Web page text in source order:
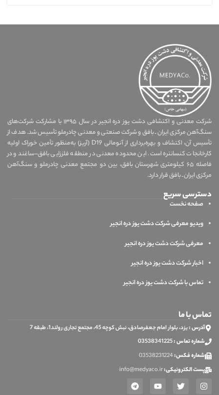
شرکت معدنی و اکتشافی دشت یوز دره انجیر در سال ۱۳۹۵ با مشارکت شرکت‌های
سنگ‌آهن مرکزی ایران ـ بافق و شرکت صنعتی و معدنی چادرملو تأسیس شد. هدف از
تأسیس آن، اکتشاف و بهره‌برداری از آنومالی D19 (آریز) به‌منظور تأمین خوراک اولیه
کارخانجات کنسانتره است. این محدوده معدنی در منطقه فلززایی بافق–ساغند و در
فاصله ۶۵ کیلومتری شهرستان بافق، بین دو مجتمع معدنی چادرملو و سنگ‌آهن
مرکزی ایران ـ بافق قرار دارد.
دسترسی سریع
صفحه نخست
ویدیو معرفی شرکت دشت یوز دره انجیر
معرفی شرکت دشت یوز دره انجیر
اخبار شرکت دشت یوز دره انجیر
تماس با شرکت دشت یوز دره انجیر
تماس با ما
آدرس :یزد، بلوار امام جعفرصادق، نبش کوچه 45، مجتمع تجاری رولند1، طبقه 7
شماره تماس :03538341225
شماره فکس:03538231224
پست الکترونیکی:info@medyaco.ir